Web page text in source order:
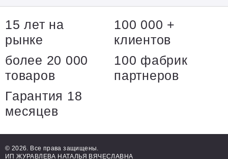
15 лет на
рынке
100 000 +
клиентов
более 20 000
товаров
100 фабрик
партнеров
Гарантия 18
месяцев
© 2026. Все права защищены.
ИП ЖУРАВЛЕВА НАТАЛЬЯ ВЯЧЕСЛАВНА